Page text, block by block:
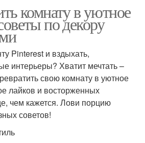
комнату в уютное
по декору
Pinterest и вздыхать,
интерьеры? Хватит мечтать –
свою комнату в уютное
лайков и восторженных
чем кажется. Лови порцию
советов!